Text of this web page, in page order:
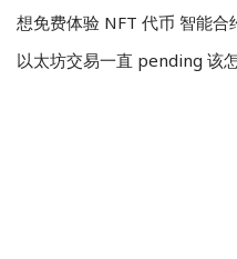
想免费体验 NFT 代币 智能合
以太坊交易一直 pending 该